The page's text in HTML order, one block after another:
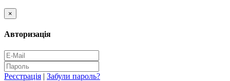
×
Авторизація
Реєстрація | Забули пароль?